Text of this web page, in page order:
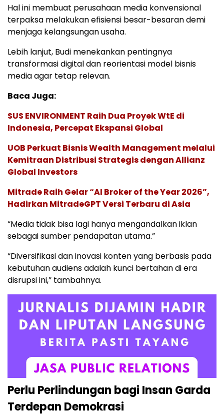
Hal ini membuat perusahaan media konvensional
terpaksa melakukan efisiensi besar-besaran demi
menjaga kelangsungan usaha.
Lebih lanjut, Budi menekankan pentingnya
transformasi digital dan reorientasi model bisnis
media agar tetap relevan.
Baca Juga:
SUS ENVIRONMENT Raih Dua Proyek WtE di
Indonesia, Percepat Ekspansi Global
UOB Perkuat Bisnis Wealth Management melalui
Kemitraan Distribusi Strategis dengan Allianz
Global Investors
Mitrade Raih Gelar “AI Broker of the Year 2026”,
Hadirkan MitradeGPT Versi Terbaru di Asia
“Media tidak bisa lagi hanya mengandalkan iklan
sebagai sumber pendapatan utama.”
“Diversifikasi dan inovasi konten yang berbasis pada
kebutuhan audiens adalah kunci bertahan di era
disrupsi ini,” tambahnya.
Perlu Perlindungan bagi Insan Garda
Terdepan Demokrasi